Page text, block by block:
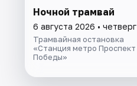
Ночной трамвай
6 августа 2026 • четверг
Трамвайная остановка
«Станция метро Проспект
Победы»